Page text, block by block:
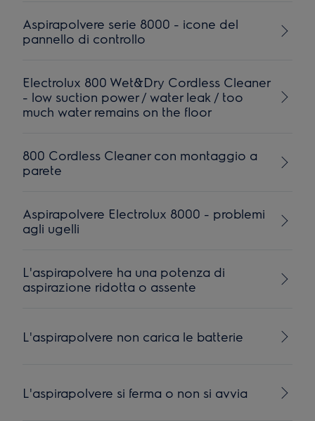
Aspirapolvere serie 8000 - icone del
pannello di controllo
Electrolux 800 Wet&Dry Cordless Cleaner
- low suction power / water leak / too
much water remains on the floor
800 Cordless Cleaner con montaggio a
parete
Aspirapolvere Electrolux 8000 - problemi
agli ugelli
L'aspirapolvere ha una potenza di
aspirazione ridotta o assente
L'aspirapolvere non carica le batterie
L'aspirapolvere si ferma o non si avvia